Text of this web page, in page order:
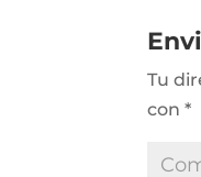
Tu
con*